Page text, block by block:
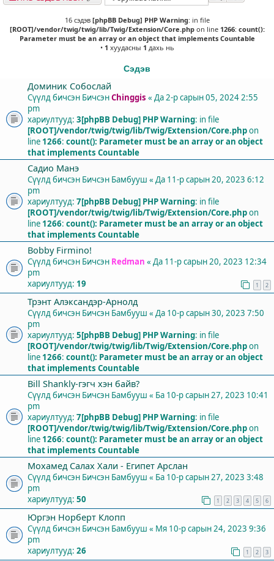
16 сэдэв [phpBB Debug] PHP Warning: in file
[ROOT]/vendor/twig/twig/lib/Twig/Extension/Core.phpon line 1266: count():
Parameter must be an array or an object that implements Countable
• 1 хуудасны 1 дахь нь
Сэдэв
Доминик Собослай
Сүүлд бичсэн БичсэнChinggis « Да 2-р сарын 05, 2024 2:55
pm
хариултууд: 3[phpBB Debug] PHP Warning: in file
[ROOT]/vendor/twig/twig/lib/Twig/Extension/Core.phpon
line 1266: count(): Parameter must be an array or an object
that implements Countable
Садио Манэ
Сүүлд бичсэн Бичсэн Бамбууш « Да 11-р сарын 20, 2023 6:12
pm
хариултууд: 7[phpBB Debug] PHP Warning: in file
[ROOT]/vendor/twig/twig/lib/Twig/Extension/Core.phpon
line 1266: count(): Parameter must be an array or an object
that implements Countable
Bobby Firmino!
Сүүлд бичсэн Бичсэн Redman « Да 11-р сарын 20, 2023 12:34
pm
хариултууд: 19 1 2
Трэнт Алэксандэр-Арнолд
Сүүлд бичсэн Бичсэн Бамбууш « Да 10-р сарын 30, 2023 7:50
pm
хариултууд: 5[phpBB Debug] PHP Warning: in file
[ROOT]/vendor/twig/twig/lib/Twig/Extension/Core.phpon
line 1266: count(): Parameter must be an array or an object
that implements Countable
Bill Shankly-гэгч хэн байв?
Сүүлд бичсэн Бичсэн Бамбууш « Ба 10-р сарын 27, 2023 10:41
pm
хариултууд: 7[phpBB Debug] PHP Warning: in file
[ROOT]/vendor/twig/twig/lib/Twig/Extension/Core.phpon
line 1266: count(): Parameter must be an array or an object
that implements Countable
Мохамед Салах Хали - Египет Арслан
Сүүлд бичсэн Бичсэн Бамбууш « Ба 10-р сарын 27, 2023 3:48
pm
хариултууд: 50 1 2 3 4 5 6
Юргэн Норберт Клопп
Сүүлд бичсэн Бичсэн Бамбууш « Мя 10-р сарын 24, 2023 9:36
pm
хариултууд: 26 1 2 3